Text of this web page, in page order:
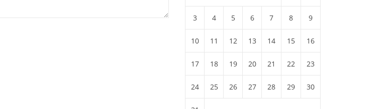
3 4 5 6 7 8 9
10 11 12 13 14 15 16
17 18 19 20 21 22 23
24 25 26 27 28 29 30